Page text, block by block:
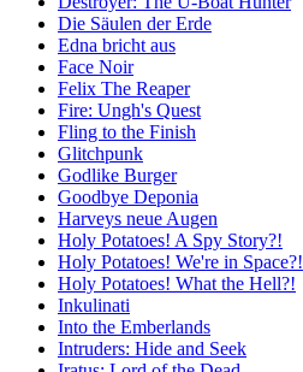
Die Säulen der Erde
Edna bricht aus
Face Noir
Felix The Reaper
Fire: Ungh's Quest
Fling to the Finish
Glitchpunk
Godlike Burger
Goodbye Deponia
Harveys neue Augen
Holy Potatoes! A Spy Story?!
Holy Potatoes! We're in Space?!
Holy Potatoes! What the Hell?!
Inkulinati
Into the Emberlands
Intruders: Hide and Seek